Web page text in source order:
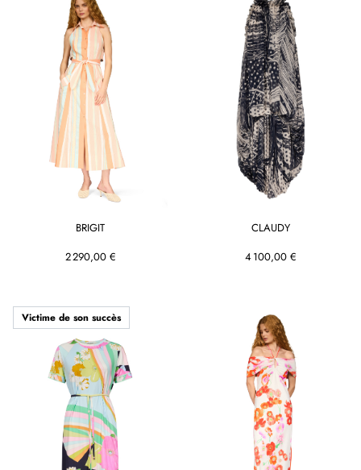
BRIGIT
2 290,00 €
CLAUDY
4 100,00 €
Victime de son succès